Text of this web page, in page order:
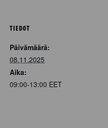
TIEDOT
Päivämäärä:
08.11.2025
Aika:
09:00-13:00 EET